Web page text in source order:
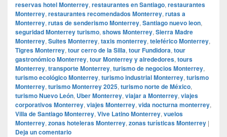
reservas hotel Monterrey, restaurantes en Santiago, restaurantes
Monterrey, restaurantes recomendados Monterrey, rutas a
Monterrey, rutas de senderismo Monterrey, Santiago nuevo leon,
seguridad Monterrey turismo, shows Monterrey, Sierra Madre
Monterrey, Suites Monterrey, taxis monterrey, teleférico Monterrey,
Tigres Monterrey, tour cerro de la Silla, tour Fundidora, tour
gastronómico Monterrey, tour Monterrey y alrededores, tours
Monterrey, transporte Monterrey, turismo de negocios Monterrey,
turismo ecológico Monterrey, turismo industrial Monterrey, turismo
Monterrey, turismo Monterrey 2025, turismo norte de México,
turismo Nuevo León, Uber Monterrey, viajar a Monterrey, viajes
corporativos Monterrey, viajes Monterrey, vida nocturna monterrey,
Villa de Santiago Monterrey, Vive Latino Monterrey, vuelos
Monterrey, zonas hoteleras Monterrey, zonas turísticas Monterrey |
Deja un comentario